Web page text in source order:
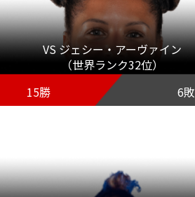
VS ジェシー・アーヴァイン
（世界ランク32位）
15勝
6敗